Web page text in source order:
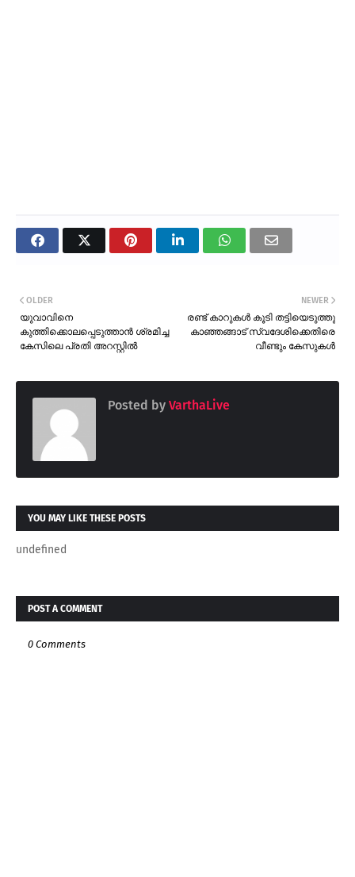
NEWER
രണ്ട് കാറുകൾ കൂടി തട്ടിയെടുത്തു
കാഞ്ഞങ്ങാട് സ്വദേശിക്കെതിരെ
വീണ്ടും കേസുകൾ
OLDER
യുവാവിനെ
കുത്തിക്കൊലപ്പെടുത്താൻ ശ്രമിച്ച
കേസിലെ പ്രതി അറസ്റ്റിൽ
Posted by VarthaLive
YOU MAY LIKE THESE POSTS
undefined
POST A COMMENT
0 Comments